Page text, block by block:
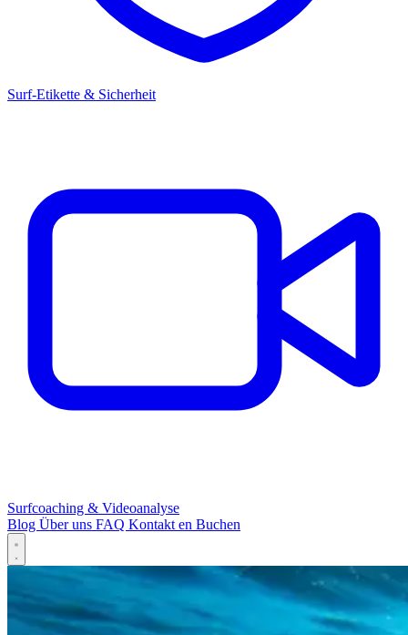
Surf-Etikette & Sicherheit
Surfcoaching & Videoanalyse
Blog Über uns FAQ Kontakten Buchen